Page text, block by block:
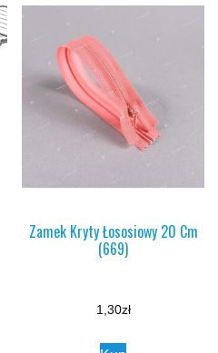
Zamek Kryty Łososiowy 20 Cm
(669)
1,30zł